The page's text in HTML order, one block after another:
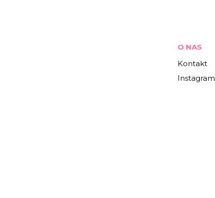
O NAS
Kontakt
Instagram